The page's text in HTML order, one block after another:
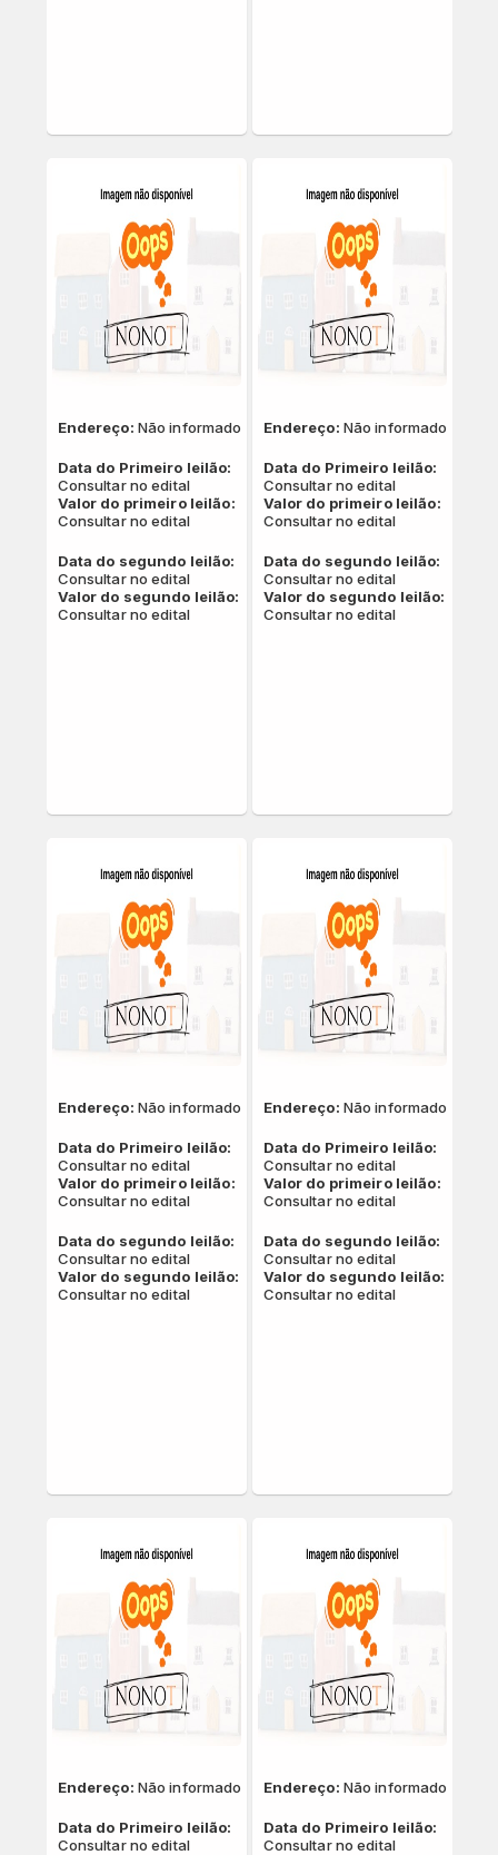
Endereço: Não informado
Data do Primeiro leilão:
Consultar no edital
Valor do primeiro leilão:
Consultar no edital
Data do segundo leilão:
Consultar no edital
Valor do segundo leilão:
Consultar no edital
Endereço: Não informado
Data do Primeiro leilão:
Consultar no edital
Valor do primeiro leilão:
Consultar no edital
Data do segundo leilão:
Consultar no edital
Valor do segundo leilão:
Consultar no edital
Endereço: Não informado
Data do Primeiro leilão:
Consultar no edital
Valor do primeiro leilão:
Consultar no edital
Data do segundo leilão:
Consultar no edital
Valor do segundo leilão:
Consultar no edital
Endereço: Não informado
Data do Primeiro leilão:
Consultar no edital
Valor do primeiro leilão:
Consultar no edital
Data do segundo leilão:
Consultar no edital
Valor do segundo leilão:
Consultar no edital
Endereço: Não informado
Data do Primeiro leilão:
Consultar no edital
Endereço: Não informado
Data do Primeiro leilão:
Consultar no edital